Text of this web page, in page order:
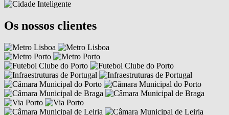
Os nossos clientes